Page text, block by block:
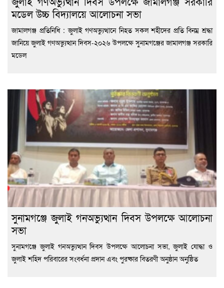
মডেল উচ্চ বিদ্যালয়ে আলোচনা সভা
জামালগঞ্জ প্রতিনিধি : জুলাই গণঅভ্যুত্থানে নিহত সকল শহীদের প্রতি বিনম্র শ্রদ্ধা
জানিয়ে জুলাই গণঅভ্যুত্থান দিবস-২০২৬ উপলক্ষে সুনামগঞ্জের জামালগঞ্জ সরকারি
মডেল
সুনামগঞ্জে জুলাই গনঅভ্যুত্থান দিবস উপলক্ষে আলোচনা
সভা
সুনামগঞ্জে জুলাই গনঅভ্যুত্থান দিবস উপলক্ষে আলোচনা সভা, জুলাই যোদ্ধা ও
জুলাই শহিদ পরিবারের সংবর্ধনা প্রদান এবং পুরষ্কার বিতরণী অনুষ্ঠান অনুষ্ঠিত